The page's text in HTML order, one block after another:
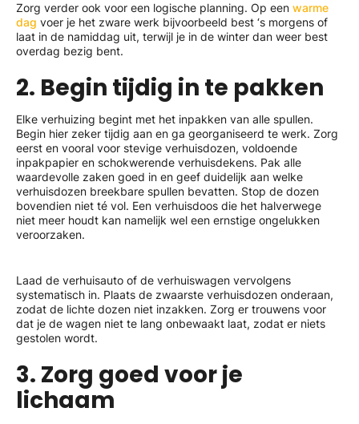
Zorg verder ook voor een logische planning. Op een warme
dag voer je het zware werk bijvoorbeeld best ‘s morgens of
laat in de namiddag uit, terwijl je in de winter dan weer best
overdag bezig bent.
2. Begin tijdig in te pakken
Elke verhuizing begint met het inpakken van alle spullen.
Begin hier zeker tijdig aan en ga georganiseerd te werk. Zorg
eerst en vooral voor stevige verhuisdozen, voldoende
inpakpapier en schokwerende verhuisdekens. Pak alle
waardevolle zaken goed in en geef duidelijk aan welke
verhuisdozen breekbare spullen bevatten. Stop de dozen
bovendien niet té vol. Een verhuisdoos die het halverwege
niet meer houdt kan namelijk wel een ernstige ongelukken
veroorzaken.
Laad de verhuisauto of de verhuiswagen vervolgens
systematisch in. Plaats de zwaarste verhuisdozen onderaan,
zodat de lichte dozen niet inzakken. Zorg er trouwens voor
dat je de wagen niet te lang onbewaakt laat, zodat er niets
gestolen wordt.
3. Zorg goed voor je
lichaam